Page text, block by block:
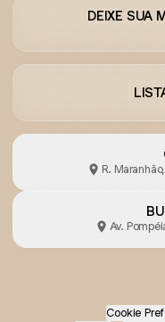
DEIXE SUA
R.
Av.
Cookie